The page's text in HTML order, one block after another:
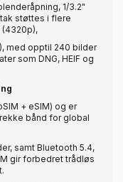
1/3.2"
støttes i flere
(4320p),
med opptil 240 bilder
som DNG, HEIF og
+ eSIM) og er
bånd for global
samt Bluetooth 5.4,
gir forbedret trådløs